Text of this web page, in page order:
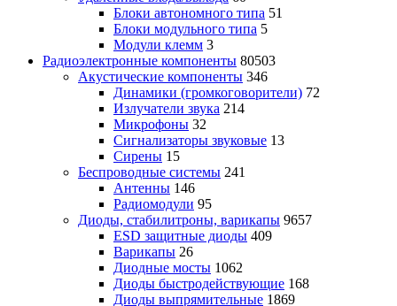
Блоки автономного типа 51
Блоки модульного типа 5
Модули клемм 3
Радиоэлектронные компоненты 80503
Акустические компоненты 346
Динамики (громкоговорители) 72
Излучатели звука 214
Микрофоны 32
Сигнализаторы звуковые 13
Сирены 15
Беспроводные системы 241
Антенны 146
Радиомодули 95
Диоды, стабилитроны, варикапы 9657
ESD защитные диоды 409
Варикапы 26
Диодные мосты 1062
Диоды быстродействующие 168
Диоды выпрямительные 1869